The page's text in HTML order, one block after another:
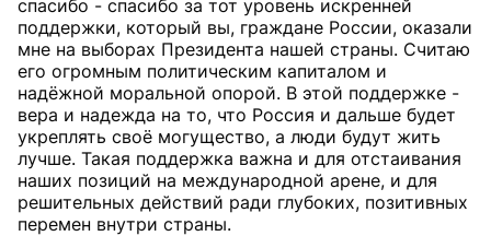
спасибо - спасибо за тот уровень искренней
поддержки, который вы, граждане России, оказали
мне на выборах Президента нашей страны. Считаю
его огромным политическим капиталом и
надёжной моральной опорой. В этой поддержке -
вера и надежда на то, что Россия и дальше будет
укреплять своё могущество, а люди будут жить
лучше. Такая поддержка важна и для отстаивания
наших позиций на международной арене, и для
решительных действий ради глубоких, позитивных
перемен внутри страны.